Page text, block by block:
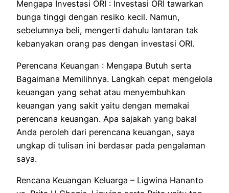
Mengapa Investasi ORI : Investasi ORI tawarkan
bunga tinggi dengan resiko kecil. Namun,
sebelumnya beli, mengerti dahulu lantaran tak
kebanyakan orang pas dengan investasi ORI.
Perencana Keuangan : Mengapa Butuh serta
Bagaimana Memilihnya. Langkah cepat mengelola
keuangan yang sehat atau menyembuhkan
keuangan yang sakit yaitu dengan memakai
perencana keuangan. Apa sajakah yang bakal
Anda peroleh dari perencana keuangan, saya
ungkap di tulisan ini berdasar pada pengalaman
saya.
Rencana Keuangan Keluarga – Ligwina Hananto